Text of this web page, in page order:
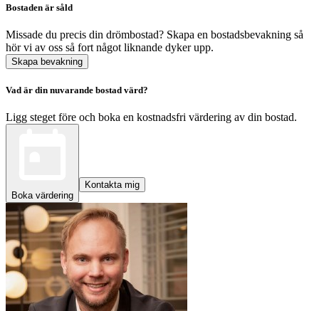
Bostaden är såld
Missade du precis din drömbostad? Skapa en bostadsbevakning så
hör vi av oss så fort något liknande dyker upp.
Skapa bevakning
Vad är din nuvarande bostad värd?
Ligg steget före och boka en kostnadsfri värdering av din bostad.
Boka värdering
Kontakta mig